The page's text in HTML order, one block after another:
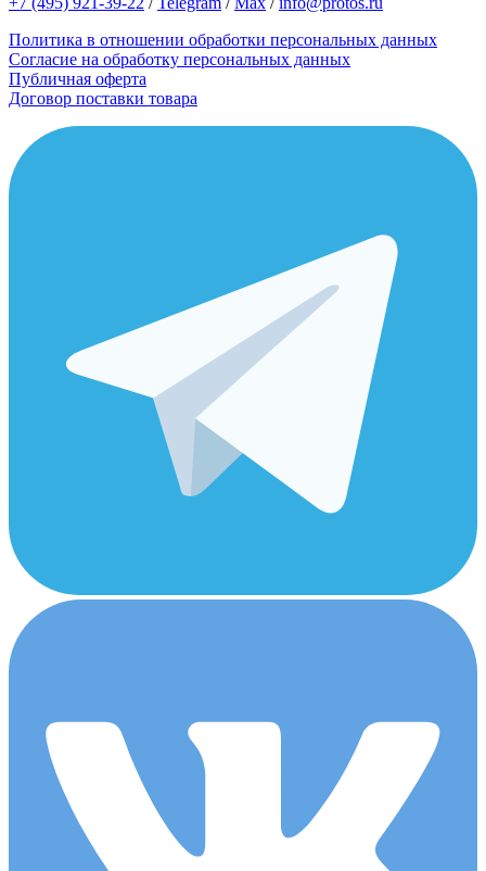
Политика в отношении обработки персональных данных
Согласие на обработку персональных данных
Публичная оферта
Договор поставки товара